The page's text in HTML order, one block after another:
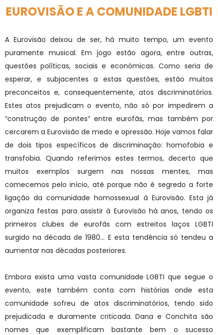
EUROVISÃO E A COMUNIDADE LGBTI
A Eurovisão deixou de ser, há muito tempo, um evento
puramente musical. Em jogo estão agora, entre outras,
questões políticas, sociais e económicas. Como seria de
esperar, e subjacentes a estas questões, estão muitos
preconceitos e, consequentemente, atos discriminatórios.
Estes atos prejudicam o evento, não só por impedirem a
“construção de pontes” entre eurofãs, mas também por
cercarem a Eurovisão de medo e opressão. Hoje vamos falar
de dois tipos específicos de discriminação: homofobia e
transfobia. Quando referimos estes termos, decerto que
muitos exemplos surgem nas nossas mentes, mas
comecemos pelo início, até porque não é segredo a forte
ligação da comunidade homossexual à Eurovisão. Esta já
organiza festas para assistir à Eurovisão há anos, tendo os
primeiros clubes de eurofãs com estreitos laços LGBTI
surgido na década de 1980… E esta tendência só tendeu a
aumentar nas décadas posteriores.
Embora exista uma vasta comunidade LGBTI que segue o
evento, este também conta com histórias onde esta
comunidade sofreu de atos discriminatórios, tendo sido
prejudicada e duramente criticada. Dana e Conchita são
nomes que exemplificam bastante bem o sucesso